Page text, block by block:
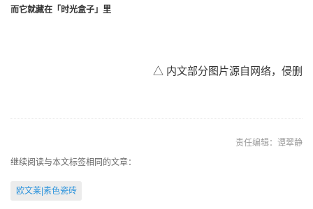
而它就藏在「时光盒子」里
△ 内文部分图片源自网络，侵删
责任编辑：谭翠静
继续阅读与本文标签相同的文章：
欧文莱|素色瓷砖